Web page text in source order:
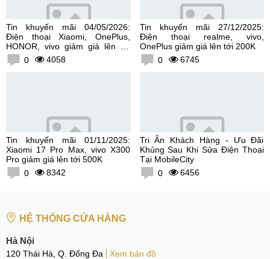
Tin khuyến mãi 04/05/2026:
Điện thoại Xiaomi, OnePlus,
HONOR, vivo giảm giá lên tới
300K0 4058
Tin khuyến mãi 27/12/2025:
Điện thoại realme, vivo,
OnePlus giảm giá lên tới 200K
0
6745
Tin khuyến mãi 01/11/2025:
Xiaomi 17 Pro Max, vivo X300
Pro giảm giá lên tới 500K
0
8342
Tri Ân Khách Hàng - Ưu Đãi
Khủng Sau Khi Sửa Điện Thoại
Tại MobileCity
0
6456
HỆ THỐNG CỬA HÀNG
Hà Nội
120 Thái Hà, Q. Đống Đa
Xem bản đồ